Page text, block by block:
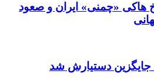
هاکی «چمنی» ایران و صعود
دستیارش شد